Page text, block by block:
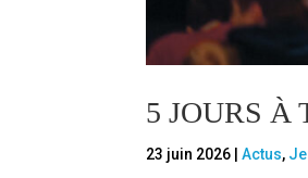
5 JOURS À
23 juin 2026 |Actus,